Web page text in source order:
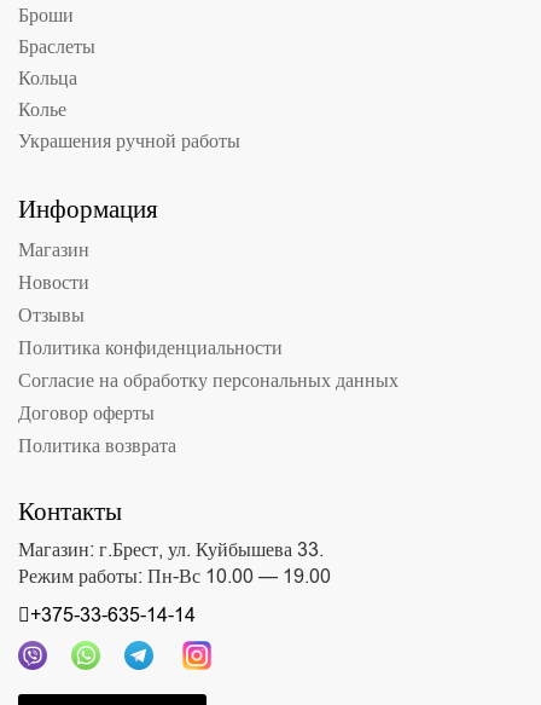
Броши
Браслеты
Кольца
Колье
Украшения ручной работы
Информация
Магазин
Новости
Отзывы
Политика конфиденциальности
Согласие на обработку персональных данных
Договор оферты
Политика возврата
Контакты
Магазин: г.Брест, ул. Куйбышева 33.
Режим работы: Пн-Вс 10.00 — 19.00
+375-33-635-14-14